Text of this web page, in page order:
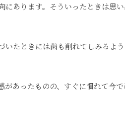
あります。そういったときは思
いたときには歯も削れてしみるよ
があったものの、すぐに慣れて今